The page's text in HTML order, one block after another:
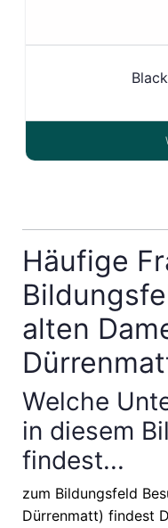
Häufige
alten
Welche
in diesem
findest...
zum Bildungsfeld
Dürrenmatt) findest